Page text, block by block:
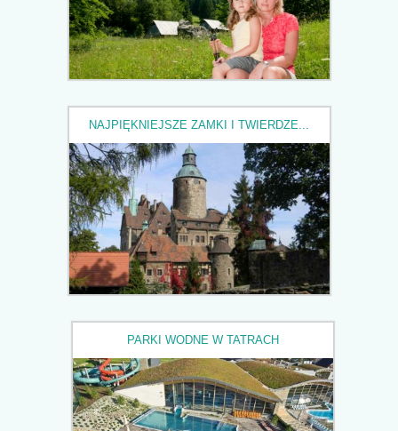
NAJPIĘKNIEJSZE ZAMKI I TWIERDZE...
PARKI WODNE W TATRACH